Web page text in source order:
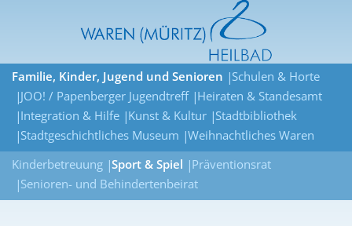
Familie, Kinder, Jugend und Senioren
Schulen & Horte
JOO! / Papenberger Jugendtreff Heiraten & Standesamt
Integration & Hilfe Kunst & Kultur Stadtbibliothek
Stadtgeschichtliches Museum Weihnachtliches Waren
Kinderbetreuung Sport & Spiel
Präventionsrat
Senioren- und Behindertenbeirat